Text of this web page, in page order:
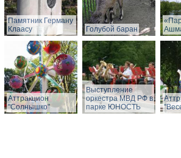
Памятник Герману
Клаасу
Голубой баран
Аттракцион
"Солнышко"
Выступление
оркестра МВД РФ в
парке ЮНОСТЬ